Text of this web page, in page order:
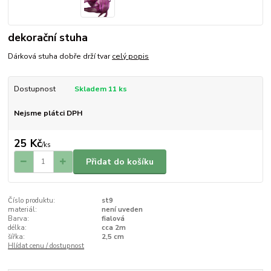
dekorační stuha
Dárková stuha dobře drží tvarcelý popis
Dostupnost Skladem 11 ks
Nejsme plátci DPH
25 Kč/ks
Přidat do košíku
Číslo produktu:
st9
materiál:
není uveden
Barva:
fialová
délka:
cca 2m
šířka:
2,5 cm
Hlídat cenu / dostupnost